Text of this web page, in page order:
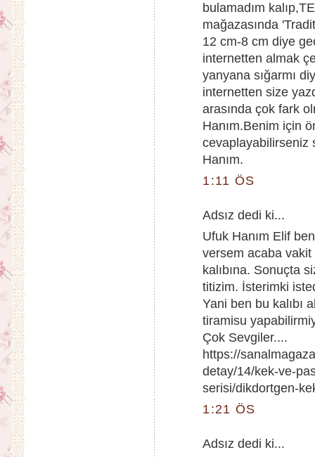
bulamadım
mağazasında
12 cm-8 cm diye
internetten almak
yanyana sığarmı
internetten size
arasında çok fark
Hanım.Benim için
cevaplayabilirseniz
Hanım.
1:11 ÖS
Adsız dedi ki...
Ufuk Hanım Elif
versem acaba vakit
kalıbına. Sonuçta
titizim. İsterimki
Yani ben bu kalıbı
tiramisu
Çok Sevgiler....
https://
detay/14/kek-ve-
serisi/dikdortgen-
1:21 ÖS
Adsız dedi ki...